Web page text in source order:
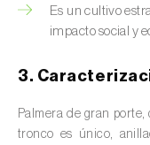
(
Coriandrum,
Artemisia,
Avellano (
Es un cultivo
impacto social y
3.
Palmera de gran porte,
tronco es único,